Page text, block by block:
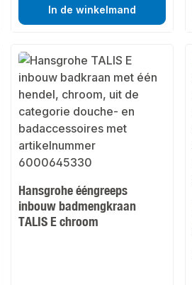
In de winkelmand
Hansgrohe ééngreeps
inbouw badmengkraan
TALIS E chroom